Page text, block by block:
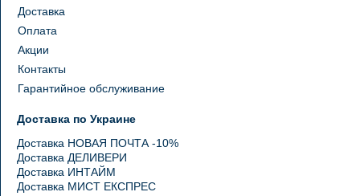
Доставка
Оплата
Акции
Контакты
Гарантийное обслуживание
Доставка по Украине
Доставка НОВАЯ ПОЧТА -10%
Доставка ДЕЛИВЕРИ
Доставка ИНТАЙМ
Доставка МИСТ ЕКСПРЕС